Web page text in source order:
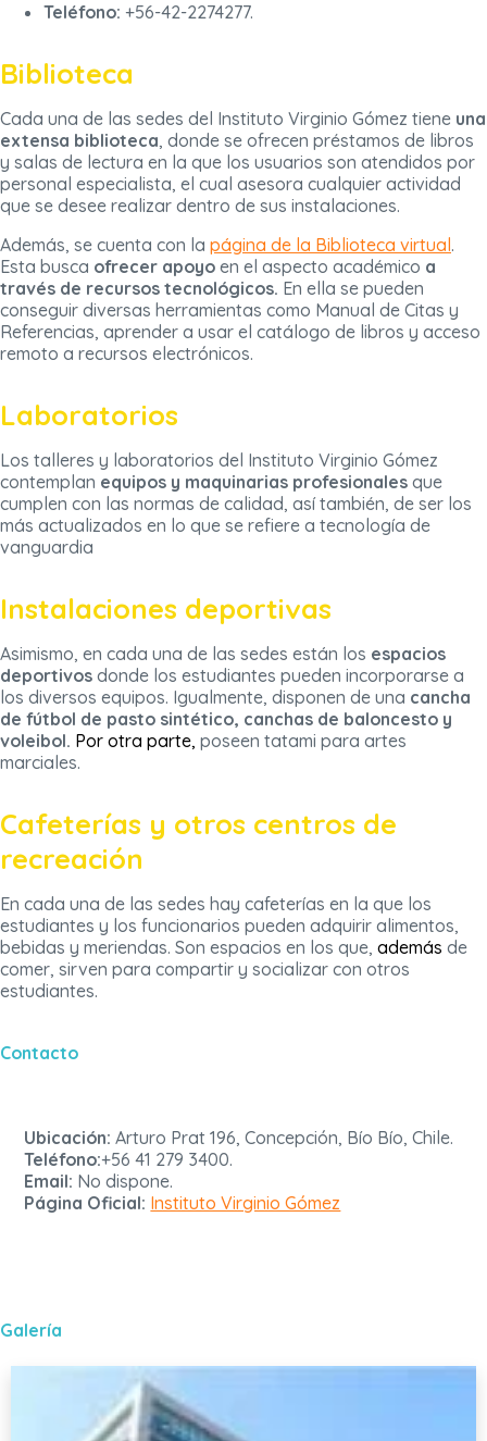
Teléfono: +56-42-2274277.
Biblioteca
Cada una de las sedes del Instituto Virginio Gómez tiene una
extensa biblioteca, donde se ofrecen préstamos de libros
y salas de lectura en la que los usuarios son atendidos por
personal especialista, el cual asesora cualquier actividad
que se desee realizar dentro de sus instalaciones.
Además, se cuenta con la página de la Biblioteca virtual.
Esta busca ofrecer apoyo en el aspecto académico a
través de recursos tecnológicos. En ella se pueden
conseguir diversas herramientas como Manual de Citas y
Referencias, aprender a usar el catálogo de libros y acceso
remoto a recursos electrónicos.
Laboratorios
Los talleres y laboratorios del Instituto Virginio Gómez
contemplan equipos y maquinarias profesionales que
cumplen con las normas de calidad, así también, de ser los
más actualizados en lo que se refiere a tecnología de
vanguardia
Instalaciones deportivas
Asimismo, en cada una de las sedes están los espacios
deportivos donde los estudiantes pueden incorporarse a
los diversos equipos. Igualmente, disponen de una cancha
de fútbol de pasto sintético, canchas de baloncesto y
voleibol. Por otra parte, poseen tatami para artes
marciales.
Cafeterías y otros centros de
recreación
En cada una de las sedes hay cafeterías en la que los
estudiantes y los funcionarios pueden adquirir alimentos,
bebidas y meriendas. Son espacios en los que, además de
comer, sirven para compartir y socializar con otros
estudiantes.
Contacto
Ubicación:Arturo Prat 196, Concepción, Bío Bío, Chile.
Teléfono:+56 41 279 3400.
Email: No dispone.
Página Oficial: Instituto Virginio Gómez
Galería